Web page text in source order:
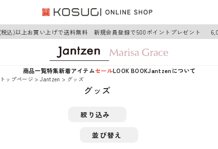
込)以上お買い上げで送料無料 新規会員登録で500ポイントプレゼント
商品一覧特集新着アイテムセールLOOK BOOKJantzenについて
トップページ Jantzen グッズ
グッズ
絞り込み
並び替え